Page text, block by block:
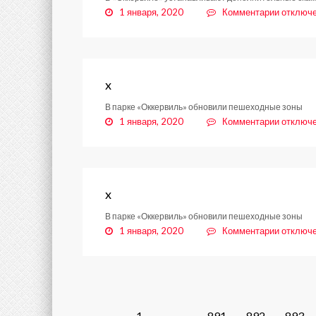
1 января, 2020 Комментариик
x
В парке «Оккервиль» обновили пешеходные зоны
1 января, 2020 Комментариик
x
В парке «Оккервиль» обновили пешеходные зоны
1 января, 2020 Комментариик